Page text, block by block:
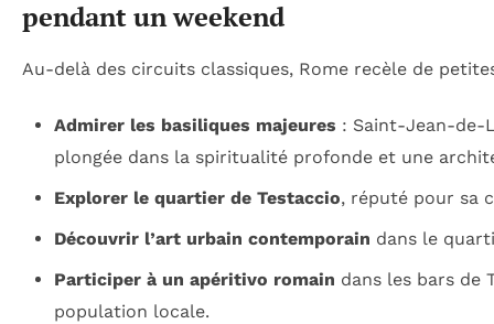
pendant un weekend
Au-delà des circuits classiques, Rome recèle de
Admirer les basiliques majeures : Saint-Jean-de-
plongée dans la spiritualité profonde et une
Explorer le quartier de Testaccio, réputé pour sa
Découvrir l’art urbain contemporain dans le
Participer à un apéritivo romain dans les bars de
population locale.